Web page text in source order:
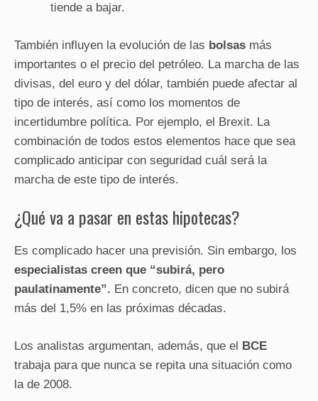
tiende a bajar.
También influyen la evolución de las bolsas más
importantes o el precio del petróleo. La marcha de las
divisas, del euro y del dólar, también puede afectar al
tipo de interés, así como los momentos de
incertidumbre política. Por ejemplo, el Brexit. La
combinación de todos estos elementos hace que sea
complicado anticipar con seguridad cuál será la
marcha de este tipo de interés.
¿Qué va a pasar en estas hipotecas?
Es complicado hacer una previsión. Sin embargo, los
especialistas creen que “subirá, pero
paulatinamente”. En concreto, dicen que no subirá
más del 1,5% en las próximas décadas.
Los analistas argumentan, además, que el BCE
trabaja para que nunca se repita una situación como
la de 2008.